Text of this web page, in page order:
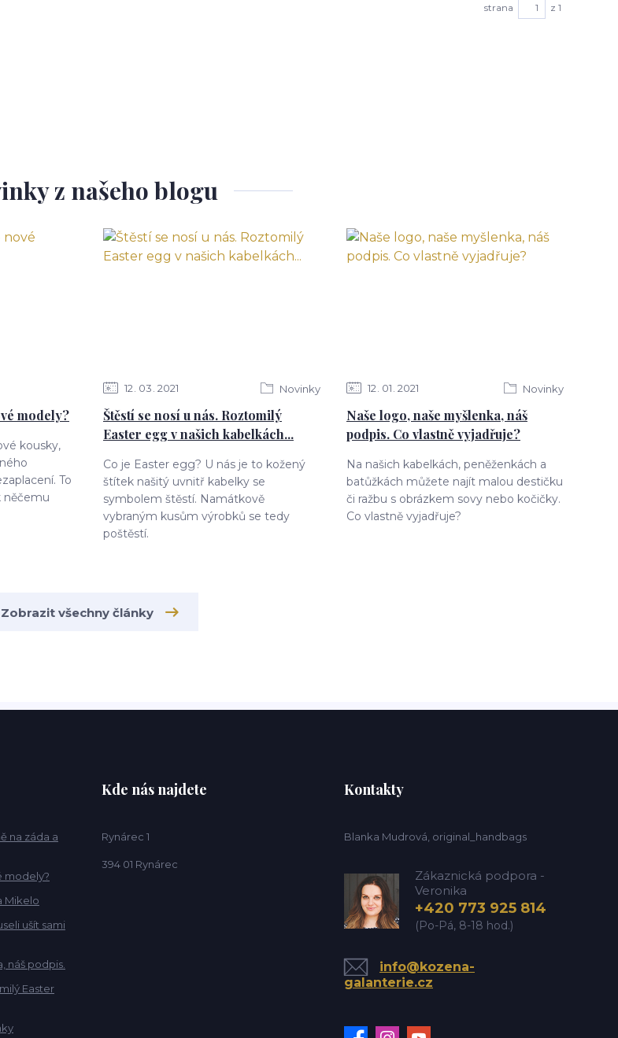
strana z 1
z našeho blogu
modely?
kousky,
To
něčemu
12 03 2021 Novinky
Štěstí se nosí u nás. Roztomilý
Easter egg v našich kabelkách...
Co je Easter egg? U nás je to kožený
štítek našitý uvnitř kabelky se
symbolem štěstí. Namátkově
vybraným kusům výrobků se tedy
poštěstí.
12 01 2021 Novinky
Naše logo, naše myšlenka, náš
podpis. Co vlastně vyjadřuje?
Na našich kabelkách, peněženkách a
batůžkách můžete najít malou destičku
či ražbu s obrázkem sovy nebo kočičky.
Co vlastně vyjadřuje?
Zobrazit všechny články
na záda a
modely?
Mikelo
ušít sami
náš podpis.
Easter
Kde nás najdete
Rynárec 1
394 01 Rynárec
Kontakty
Blanka Mudrová, original_handbags
Zákaznická podpora -
Veronika
+420 773 925 814
(Po-Pá, 8-18 hod.)
info@kozena-
galanterie.cz